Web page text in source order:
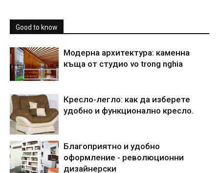
Good to know
Модерна архитектура: каменна
къща от студио vo trong nghia
Кресло-легло: как да изберете
удобно и функционално кресло.
Благоприятно и удобно
оформление - революционни
дизайнерски